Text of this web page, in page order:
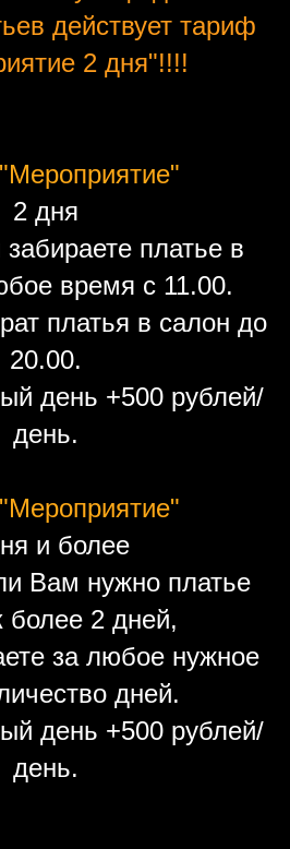
действует тариф
2 дня"!!!!
2 дня
платье в
время с 11.00.
платья в салон до
20.00.
день +500 рублей/
день.
и более
Вам нужно платье
более 2 дней,
за любое нужное
дней.
день +500 рублей/
день.